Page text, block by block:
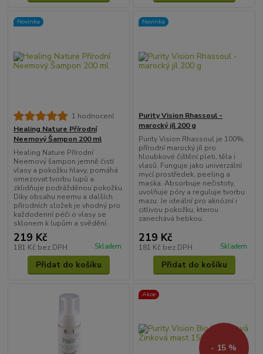
Novinka
1 hodnocení
Healing Nature Přírodní
Neemový Šampon 200 ml
Healing Nature Přírodní
Neemový šampon jemně čistí
vlasy a pokožku hlavy, pomáhá
omezovat tvorbu lupů a
zklidňuje podrážděnou pokožku.
Díky obsahu neemu a dalších
přírodních složek je vhodný pro
každodenní péči o vlasy se
sklonem k lupům a svědění.
219 Kč
181 Kč bez DPH Skladem
Přidat do košíku
Novinka
Purity Vision Rhassoul -
marocký jíl 200 g
Purity Vision Rhassoul je 100%
přírodní marocký jíl pro
hloubkové čištění pleti, těla i
vlasů. Funguje jako univerzální
mycí prostředek, peeling a
maska. Absorbuje nečistoty,
uvolňuje póry a reguluje tvorbu
mazu. Je ideální pro aknózní i
citlivou pokožku, kterou
zanechává hebkou.
219 Kč
181 Kč bez DPH Skladem
Přidat do košíku
Akce
- 15 %